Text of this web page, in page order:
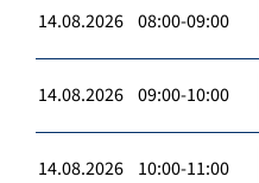
14.08.2026 08:00-09:00
14.08.2026 09:00-10:00
14.08.2026 10:00-11:00